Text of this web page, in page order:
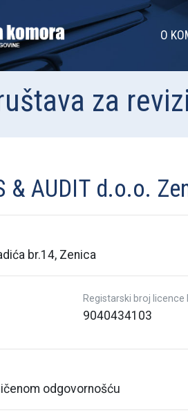
O
za
& AUDIT d.o.o.
br.14, Zenica
Registarski broj licence
9040434103
odgovornošću